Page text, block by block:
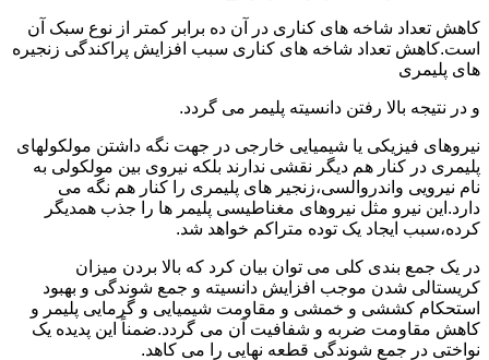
کاهش تعداد شاخه های کناری در آن ده برابر کمتر از نوع سبک آن
است.کاهش تعداد شاخه های کناری سبب افزایش پراکندگی زنجیره
های پلیمری
و در نتیجه بالا رفتن دانسیته پلیمر می گردد.
نیروهای فیزیکی یا شیمیایی خارجی در جهت نگه داشتن مولکولهای
پلیمری در کنار هم دیگر نقشی ندارند بلکه نیروی بین مولکولی به
نام نیرویی واندروالسی،زنجیر های پلیمری را کنار هم نگه می
دارد.این نیرو مثل نیروهای مغناطیسی پلیمر ها را جذب همدیگر
کرده،سبب ایجاد یک توده متراکم خواهد شد.
در یک جمع بندی کلی می توان بیان کرد که بالا بردن میزان
کریستالی شدن موجب افزایش دانسیته و جمع شوندگی و بهبود
استحکام کششی و خمشی و مقاومت شیمیایی و گرمایی پلیمر و
کاهش مقاومت ضربه و شفافیت آن می گردد.ضمناً این پدیده یک
نواختی در جمع شوندگی قطعه نهایی را می کاهد.